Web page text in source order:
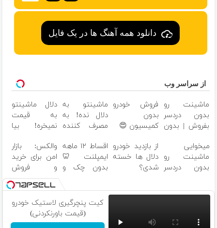
دانلود همه آهنگ ها در یک فایل
از سراسر وب
ماشینت رو
بدون دردسر
بفروش | بدون
فروش خودرو
بدون
کمیسیون 😍
ماشینتو به
دلال نده! به
مصرف کننده
پاسخ به یک
تماس
دلال ماشینتو
به قیمت
نمیخره! بیا
بفروش*فقط
خریدار واقعی*
میخوایی
ماشینت رو
بدون دردسر
کمیسیون
از بازدید خودرو
دلال ها خسته
شدی؟
ماشینت رو
اقساط ۱۲ ماهه
ایمپلنت 🦷
بدون چک و
امروز اقدام کن
✅
والکس: بازار
امن برای خرید
و فروش
دارایی‌های
دیجیتال
کیت پنچرگیری لاستیک خودرو
(قیمت باورنکردنی)